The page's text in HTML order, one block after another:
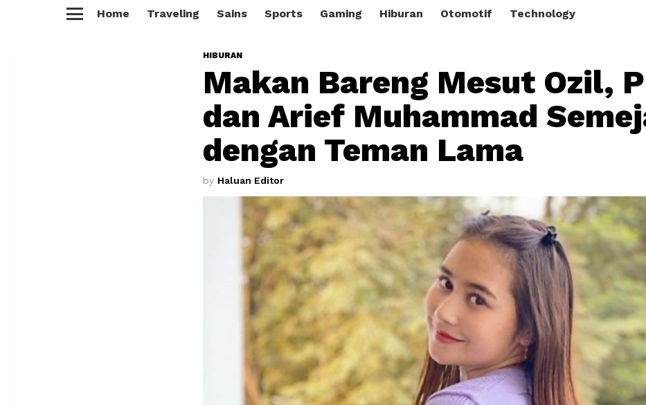
Home Traveling Sains Sports Gaming Hiburan Otomotif Technology
HIBURAN
Makan Bareng Mesut Ozil,
dan Arief Muhammad
dengan Teman Lama
by Haluan Editor